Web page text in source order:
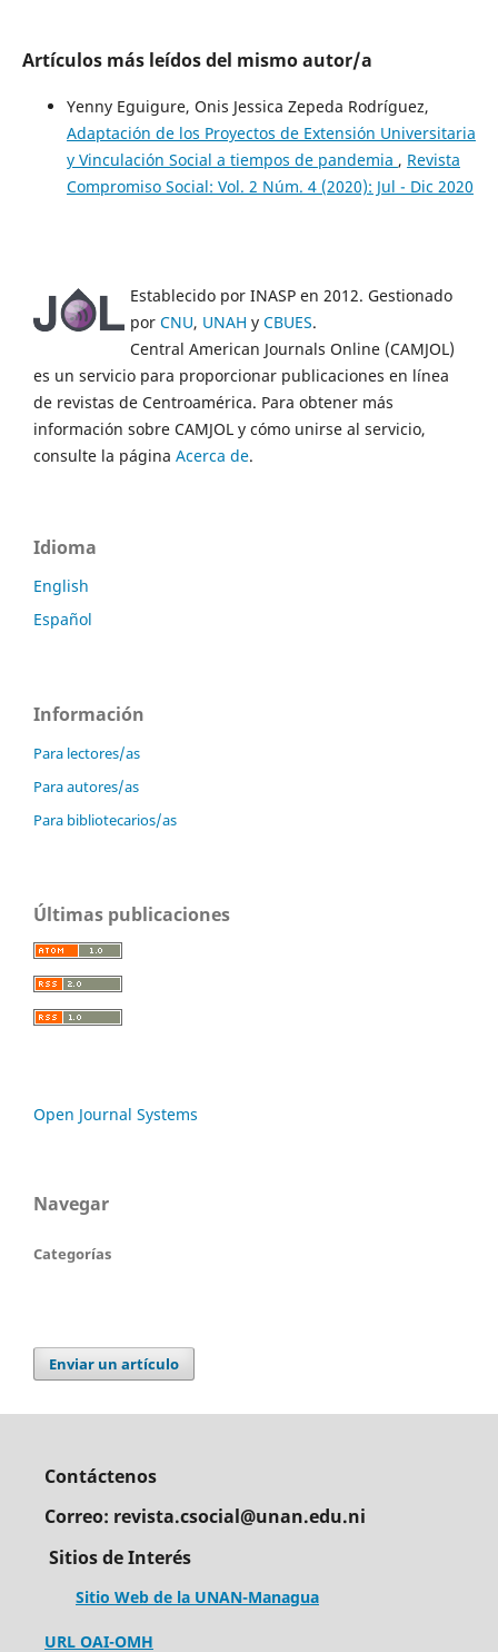
Artículos más leídos del mismo autor/a
Yenny Eguigure, Onis Jessica Zepeda Rodríguez,
Adaptación de los Proyectos de Extensión Universitaria
y Vinculación Social a tiempos de pandemia , Revista
Compromiso Social: Vol. 2 Núm. 4 (2020): Jul - Dic 2020
Establecido por INASP en 2012. Gestionado
por CNU, UNAH y CBUES.
Central American Journals Online (CAMJOL)
es un servicio para proporcionar publicaciones en línea
de revistas de Centroamérica. Para obtener más
información sobre CAMJOL y cómo unirse al servicio,
consulte la página Acerca de.
Idioma
English
Español
Información
Para lectores/as
Para autores/as
Para bibliotecarios/as
Últimas publicaciones
Open Journal Systems
Navegar
Categorías
Enviar un artículo
Contáctenos
Correo: revista.csocial@unan.edu.ni
Sitios de Interés
Sitio Web de la UNAN-Managua
URL OAI-OMH